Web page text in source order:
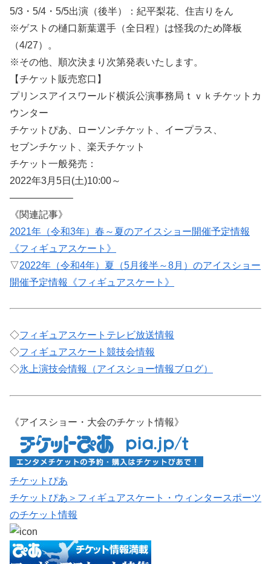
5/3・5/4・5/5出演（後半）：紀平梨花、住吉りをん
※ゲストの樋口新葉選手（全日程）は怪我のため降板
（4/27）。
※その他、順次決まり次第発表いたします。
【チケット販売窓口】
プリンスアイスワールド横浜公演事務局ｔｖｋチケットカ
ウンター
チケットぴあ、ローソンチケット、イープラス、
セブンチケット、楽天チケット
チケット一般発売：
2022年3月5日(土)10:00～
——————–
《関連記事》
2021年（令和3年）春～夏のアイスショー開催予定情報
《フィギュアスケート》
▽2022年（令和4年）夏（5月後半～8月）のアイスショー
開催予定情報《フィギュアスケート》
◇フィギュアスケートテレビ放送情報
◇フィギュアスケート競技会情報
◇氷上演技会情報（アイスショー情報ブログ）
《アイスショー・大会のチケット情報》
チケットぴあ
チケットぴあ＞フィギュアスケート・ウィンタースポーツ
のチケット情報